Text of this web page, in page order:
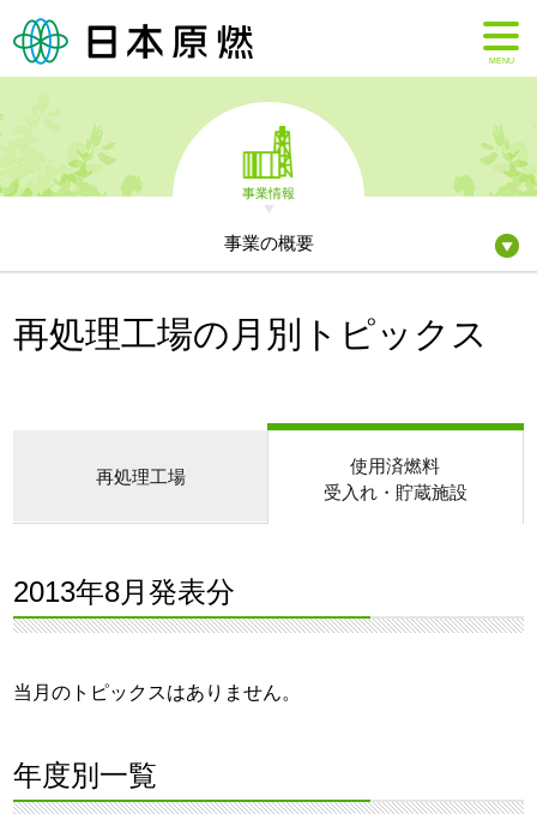
MENU
事業情報
事業の概要
再処理工場の月別トピックス
再処理工場
使用済燃料
受入れ・貯蔵施設
2013年8月発表分
当月のトピックスはありません。
年度別一覧